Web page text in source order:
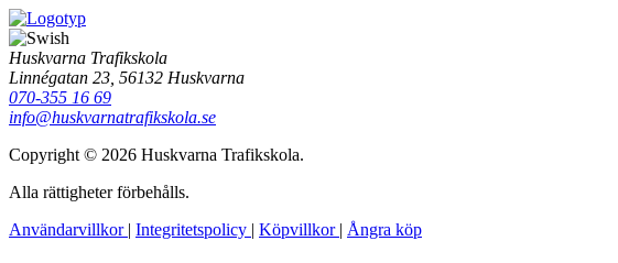
Huskvarna Trafikskola
Linnégatan 23, 56132 Huskvarna
070-355 16 69
info@huskvarnatrafikskola.se
Copyright © 2026 Huskvarna Trafikskola.
Alla rättigheter förbehålls.
Användarvillkor | Integritetspolicy | Köpvillkor | Ångra köp